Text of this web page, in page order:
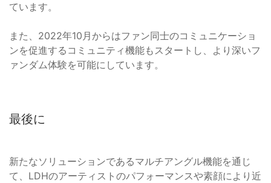
ています。
また、2022年10月からはファン同士のコミュニケーショ
ンを促進するコミュニティ機能もスタートし、より深いフ
ァンダム体験を可能にしています。
最後に
新たなソリューションであるマルチアングル機能を通じ
て、LDHのアーティストのパフォーマンスや素顔により近